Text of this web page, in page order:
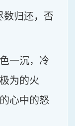
数归还，否
一沉，冷
为的火
心中的怒